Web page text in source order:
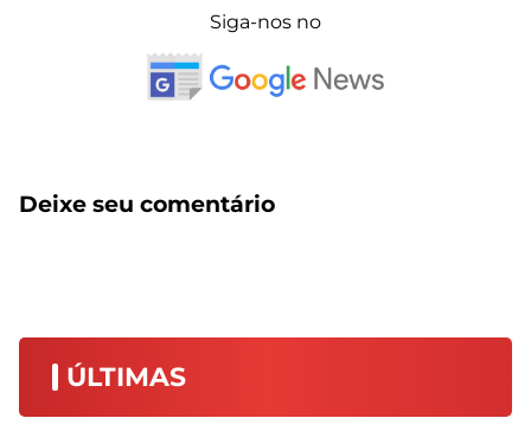
Siga-nos no
Deixe seu comentário
ÚLTIMAS